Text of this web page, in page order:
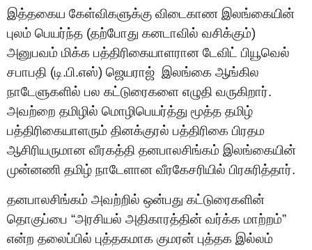
இத்தகைய கேள்விகளுக்கு விடைகாண இலங்கையின்
புலம் பெயர்ந்த (தற்போது கனடாவில் வசிக்கும்)
அனுபவம் மிக்க பத்திரிகையாளரான டேவிட் பியூவெல்
சபாபதி (டி.பி.எஸ்) ஜெயராஜ் இலங்கை ஆங்கில
நாடேளுகளில் பல கட்டுரைகளை எழுதி வருகிறார்.
அவற்றை தமிழில் மொழிபெயர்த்து மூத்த தமிழ்
பத்திரிகையாளரும் தினக்குரல் பத்திரிகை பிரதம
ஆசிரியருமான வீரகத்தி தனபாலசிங்கம் இலங்கையின்
முன்னணி தமிழ் நாடேளான வீரகேசரியில் பிரசுரித்தார்.
தனபாலசிங்கம் அவற்றில் ஒன்பது கட்டுரைகளின்
தொகுப்பை “அரசியல் அதிகாரத்தின் வர்க்க மாற்றம்”
என்ற தலைப்பில் புத்தகமாக குமரன் புத்தக இல்லம்